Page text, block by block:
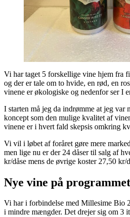
Vi har taget 5 forskellige vine hjem fra
og der er tale om to hvide, en rød, en
vinene er økologiske og nedenfor ser I
I starten må jeg da indrømme at jeg var
koncept som den mulige kvalitet af
vinene er i hvert fald skepsis omkring
Vi vil i løbet af foråret gøre mere
men lige nu er der 24 dåser til salg af
kr/dåse mens de øvrige koster 27,50 kr/
Nye vine på programmet
Vi har i forbindelse med Millesime Bio
i mindre mængder. Det drejer sig om 3